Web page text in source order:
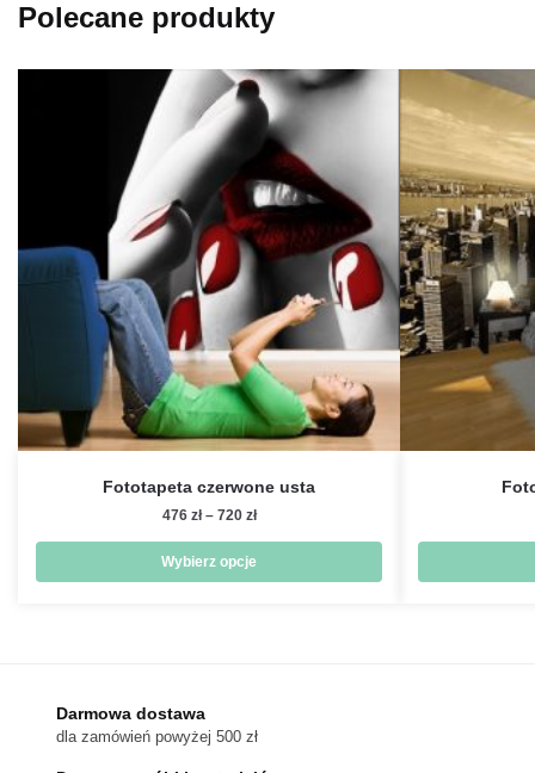
Polecane produkty
Fototapeta czerwone usta
476 zł – 720 złZakres
od
476 zł
Wybierz opcje
Opcje
Darmowa dostawa
dla zamówień powyżej 500 zł